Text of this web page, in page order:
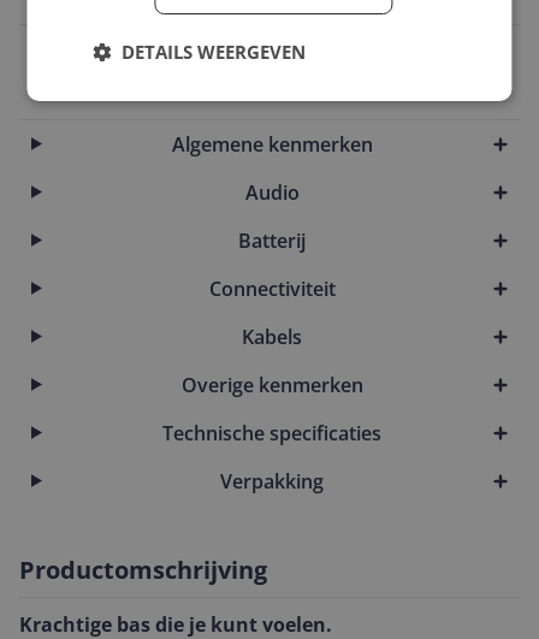
0840493607016
Algemene kenmerken
Audio
Batterij
Connectiviteit
Kabels
Overige kenmerken
Technische specificaties
Verpakking
Productomschrijving
Krachtige bas die je kunt voelen.
DETAILS WEERGEVEN